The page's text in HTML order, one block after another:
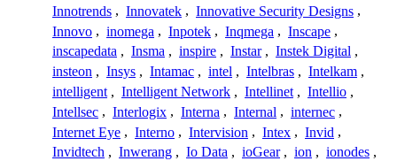
Innotrends , Innovatek , Innovative Security Designs ,
Innovo , inomega , Inpotek , Inqmega , Inscape ,
inscapedata , Insma , inspire , Instar , Instek Digital ,
insteon , Insys , Intamac , intel , Intelbras , Intelkam ,
intelligent , Intelligent Network , Intellinet , Intellio ,
Intellsec , Interlogix , Interna , Internal , internec ,
Internet Eye , Interno , Intervision , Intex , Invid ,
Invidtech , Inwerang , Io Data , ioGear , ion , ionodes ,